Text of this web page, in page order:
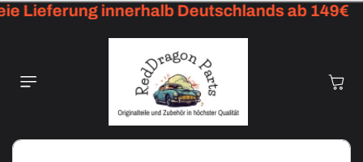
Skip To
Lieferung innerhalb Deutschlands ab 149€
Cart